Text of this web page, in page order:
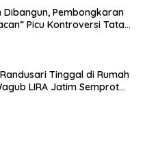
Dibangun, Pembongkaran
Picu Kontroversi Tata
Tinggal di Rumah
LIRA Jatim Semprot